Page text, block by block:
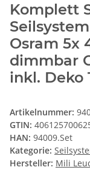
Komplett
Osram 5x
dimmbar
inkl. Deko
Artikelnummer:
GTIN:
HAN: 94009.Set
Kategorie:
Hersteller: Mili